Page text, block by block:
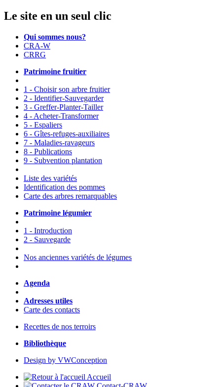
Le site en un seul clic
Qui sommes nous?
CRA-W
CRRG
Patrimoine fruitier
1 - Choisir son arbre fruitier
2 - Identifier-Sauvegarder
3 - Greffer-Planter-Tailler
4 - Acheter-Transformer
5 - Espaliers
6 - Gîtes-refuges-auxiliaires
7 - Maladies-ravageurs
8 - Publications
9 - Subvention plantation
Liste des variétés
Identification des pommes
Carte des arbres remarquables
Patrimoine légumier
1 - Introduction
2 - Sauvegarde
Nos anciennes variétés de légumes
Agenda
Adresses utiles
Carte des contacts
Recettes de nos terroirs
Bibliothèque
Design by VWConception
Accueil